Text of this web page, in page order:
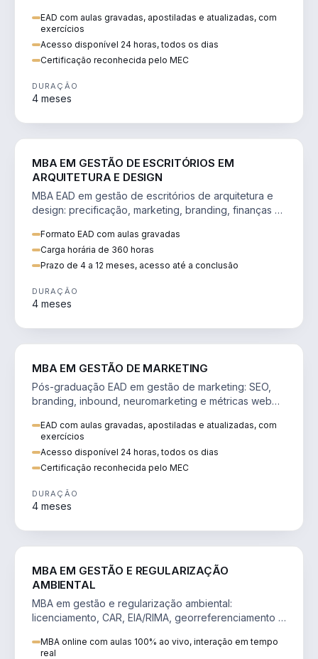
EAD com aulas gravadas, apostiladas e atualizadas, com
exercícios
Acesso disponível 24 horas, todos os dias
Certificação reconhecida pelo MEC
DURAÇÃO
4 meses
MBA EM GESTÃO DE ESCRITÓRIOS EM
ARQUITETURA E DESIGN
MBA EAD em gestão de escritórios de arquitetura e
design: precificação, marketing, branding, finanças e
Formato EAD com aulas gravadas
Carga horária de 360 horas
Prazo de 4 a 12 meses, acesso até a conclusão
DURAÇÃO
4 meses
MBA EM GESTÃO DE MARKETING
Pós-graduação EAD em gestão de marketing: SEO,
branding, inbound, neuromarketing e métricas web
EAD com aulas gravadas, apostiladas e atualizadas, com
exercícios
Acesso disponível 24 horas, todos os dias
Certificação reconhecida pelo MEC
DURAÇÃO
4 meses
MBA EM GESTÃO E REGULARIZAÇÃO
AMBIENTAL
MBA em gestão e regularização ambiental:
licenciamento, CAR, EIA/RIMA, georreferenciamento e
MBA online com aulas 100% ao vivo, interação em tempo
real